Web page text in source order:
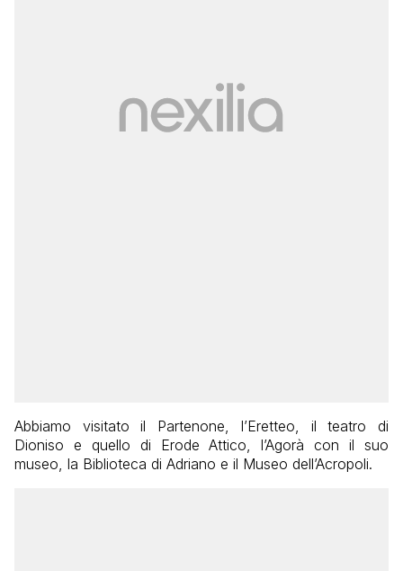
Abbiamo visitato il Partenone, l’Eretteo, il teatro di
Dioniso e quello di Erode Attico, l’Agorà con il suo
museo, la Biblioteca di Adriano e il Museo dell’Acropoli.